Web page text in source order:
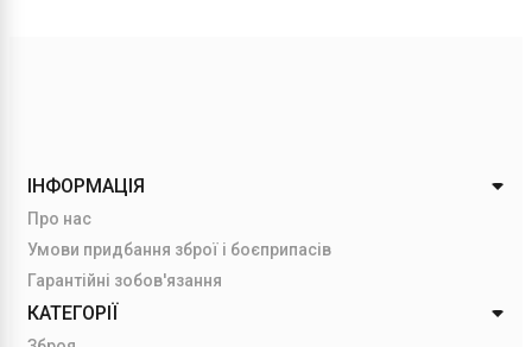
ІНФОРМАЦІЯ
Про нас
Умови придбання зброї і боєприпасів
Гарантійні зобов'язання
КАТЕГОРІЇ